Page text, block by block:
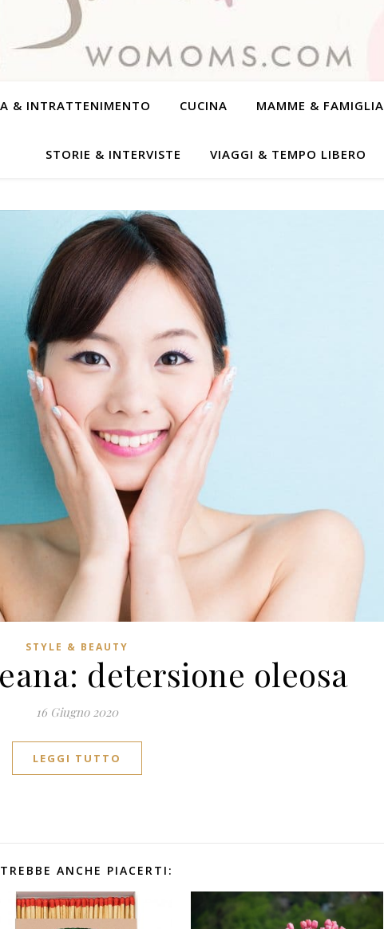
& INTRATTENIMENTO CUCINA MAMME & FAMIGLIA
STORIE & INTERVISTE VIAGGI & TEMPO LIBERO
STYLE & BEAUTY
detersione oleosa
16 Giugno 2020
LEGGI TUTTO
ANCHE PIACERTI: